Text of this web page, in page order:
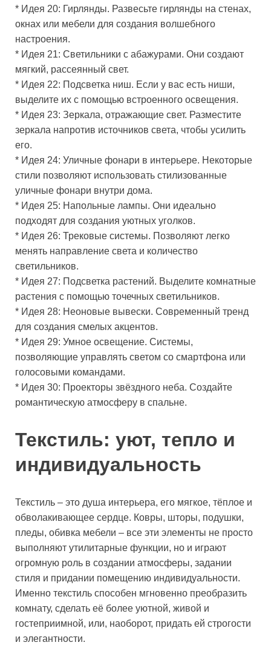
* Идея 20: Гирлянды. Развесьте гирлянды на стенах,
окнах или мебели для создания волшебного
настроения.
* Идея 21: Светильники с абажурами. Они создают
мягкий, рассеянный свет.
* Идея 22: Подсветка ниш. Если у вас есть ниши,
выделите их с помощью встроенного освещения.
* Идея 23: Зеркала, отражающие свет. Разместите
зеркала напротив источников света, чтобы усилить
его.
* Идея 24: Уличные фонари в интерьере. Некоторые
стили позволяют использовать стилизованные
уличные фонари внутри дома.
* Идея 25: Напольные лампы. Они идеально
подходят для создания уютных уголков.
* Идея 26: Трековые системы. Позволяют легко
менять направление света и количество
светильников.
* Идея 27: Подсветка растений. Выделите комнатные
растения с помощью точечных светильников.
* Идея 28: Неоновые вывески. Современный тренд
для создания смелых акцентов.
* Идея 29: Умное освещение. Системы,
позволяющие управлять светом со смартфона или
голосовыми командами.
* Идея 30: Проекторы звёздного неба. Создайте
романтическую атмосферу в спальне.
Текстиль: уют, тепло и
индивидуальность
Текстиль – это душа интерьера, его мягкое, тёплое и
обволакивающее сердце. Ковры, шторы, подушки,
пледы, обивка мебели – все эти элементы не просто
выполняют утилитарные функции, но и играют
огромную роль в создании атмосферы, задании
стиля и придании помещению индивидуальности.
Именно текстиль способен мгновенно преобразить
комнату, сделать её более уютной, живой и
гостеприимной, или, наоборот, придать ей строгости
и элегантности.